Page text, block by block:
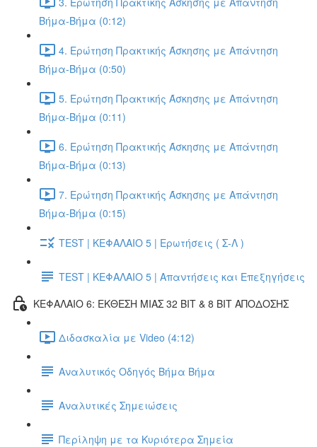
Βήμα-Βήμα (0:12)
4. Ερώτηση Πρακτικής Άσκησης με Απάντηση
Βήμα-Βήμα (0:50)
5. Ερώτηση Πρακτικής Άσκησης με Απάντηση
Βήμα-Βήμα (0:11)
6. Ερώτηση Πρακτικής Άσκησης με Απάντηση
Βήμα-Βήμα (0:13)
7. Ερώτηση Πρακτικής Άσκησης με Απάντηση
Βήμα-Βήμα (0:15)
TEST | ΚΕΦΑΛΑΙΟ 5 | Ερωτήσεις ( Σ-Λ )
TEST | ΚΕΦΑΛΑΙΟ 5 | Απαντήσεις και Επεξηγήσεις
ΚΕΦΑΛΑΙΟ 6: ΕΚΘΕΣΗ ΜΙΑΣ 32 BIT & 8 BIT ΑΠΟΔΟΣΗΣ
Διδασκαλία με Video (4:12)
Αναλυτικός Οδηγός Βήμα Βήμα
Αναλυτικές Σημειώσεις
Περίληψη με τα Κυριότερα Σημεία